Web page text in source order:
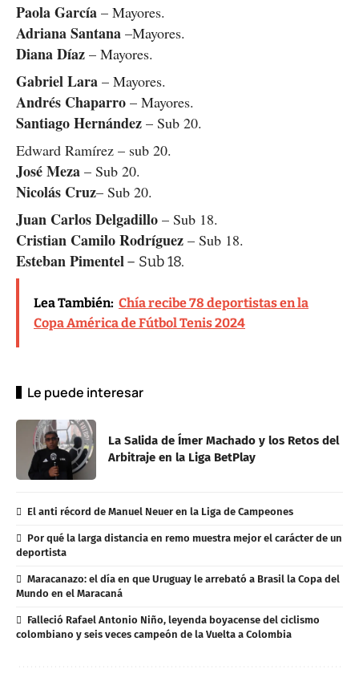
Paola García – Mayores.
Adriana Santana –Mayores.
Diana Díaz – Mayores.
Gabriel Lara – Mayores.
Andrés Chaparro – Mayores.
Santiago Hernández – Sub 20.
Edward Ramírez – sub 20.
José Meza – Sub 20.
Nicolás Cruz– Sub 20.
Juan Carlos Delgadillo – Sub 18.
Cristian Camilo Rodríguez – Sub 18.
Esteban Pimentel– Sub 18.
Lea También: Chía recibe 78 deportistas en la
Copa América de Fútbol Tenis 2024
Le puede interesar
La Salida de Ímer Machado y los Retos del
Arbitraje en la Liga BetPlay
El anti récord de Manuel Neuer en la Liga de Campeones
Por qué la larga distancia en remo muestra mejor el carácter de un
deportista
Maracanazo: el día en que Uruguay le arrebató a Brasil la Copa del
Mundo en el Maracaná
Falleció Rafael Antonio Niño, leyenda boyacense del ciclismo
colombiano y seis veces campeón de la Vuelta a Colombia